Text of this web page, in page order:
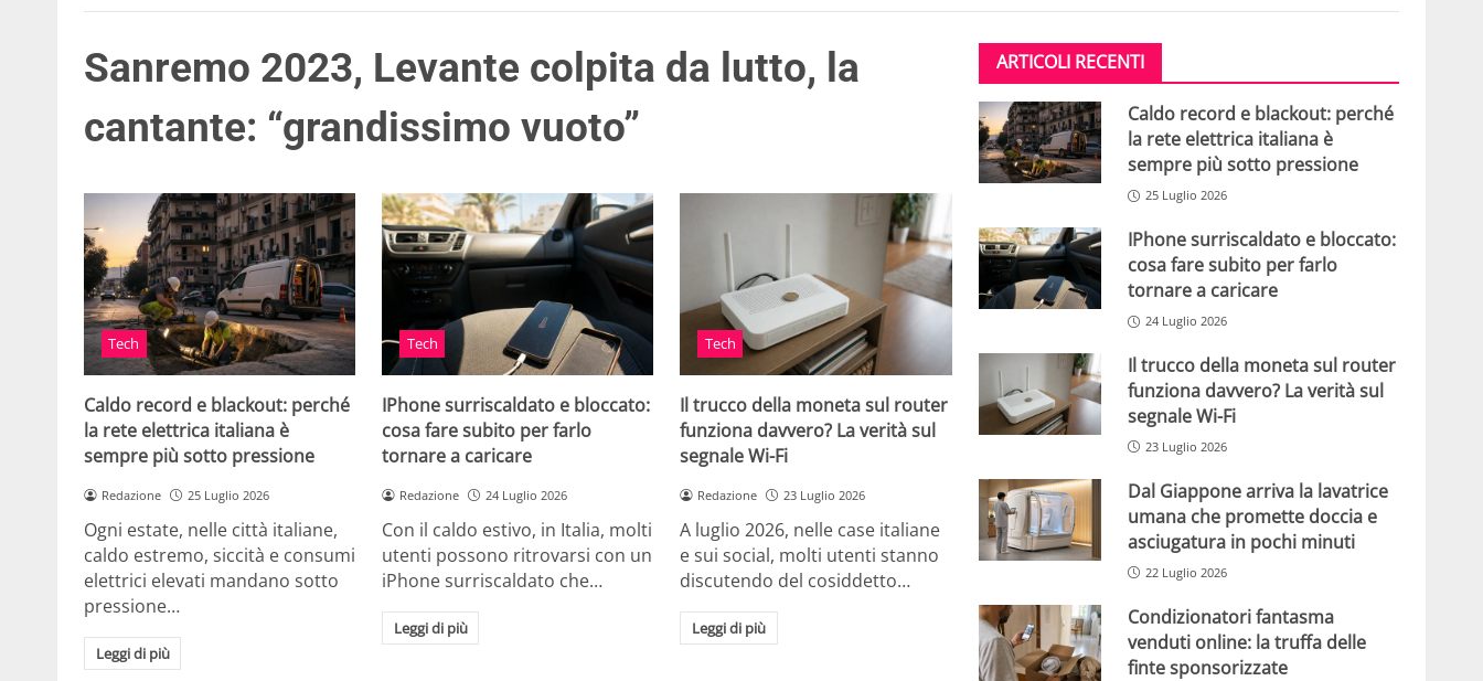
Sanremo 2023, Levante colpita da lutto, la
cantante: “grandissimo vuoto”
Tech
Caldo record e blackout: perché
la rete elettrica italiana è
sempre più sotto pressione
Redazione 25 Luglio 2026
Ogni estate, nelle città italiane,
caldo estremo, siccità e consumi
elettrici elevati mandano sotto
pressione…
Leggi di più
Tech
IPhone surriscaldato e bloccato:
cosa fare subito per farlo
tornare a caricare
Redazione 24 Luglio 2026
Con il caldo estivo, in Italia, molti
utenti possono ritrovarsi con un
iPhone surriscaldato che…
Leggi di più
Tech
Il trucco della moneta sul router
funziona davvero? La verità sul
segnale Wi-Fi
Redazione 23 Luglio 2026
A luglio 2026, nelle case italiane
e sui social, molti utenti stanno
discutendo del cosiddetto…
Leggi di più
ARTICOLI RECENTI
Caldo record e blackout: perché
la rete elettrica italiana è
sempre più sotto pressione
25 Luglio 2026
IPhone surriscaldato e bloccato:
cosa fare subito per farlo
tornare a caricare
24 Luglio 2026
Il trucco della moneta sul router
funziona davvero? La verità sul
segnale Wi-Fi
23 Luglio 2026
Dal Giappone arriva la lavatrice
umana che promette doccia e
asciugatura in pochi minuti
22 Luglio 2026
Condizionatori fantasma
venduti online: la truffa delle
finte sponsorizzate